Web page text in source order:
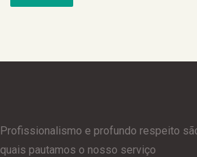
Profissionalismo e profundo respeito
quais pautamos o nosso serviço